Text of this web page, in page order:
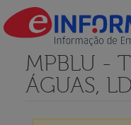
MPBLU -
ÁGUAS,